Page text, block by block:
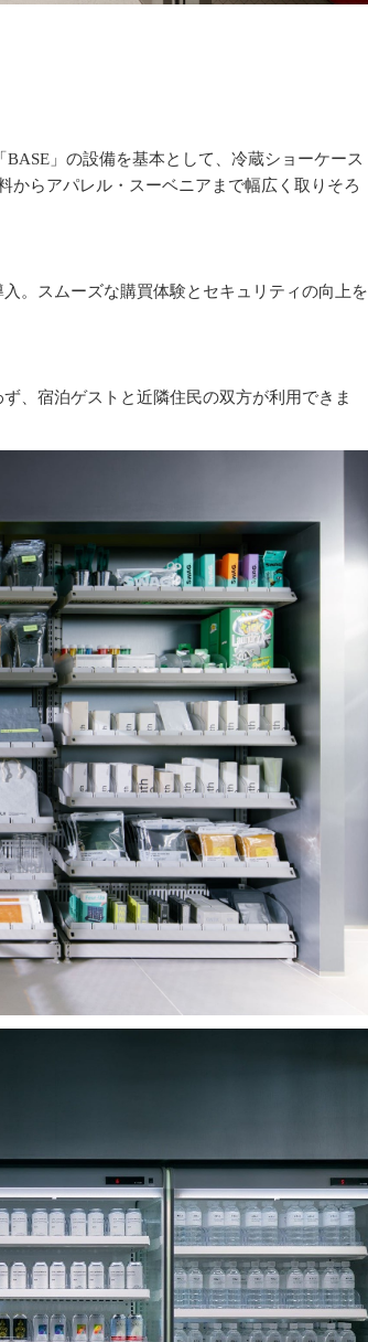
」の設備を基本として、冷蔵ショーケース
からアパレル・スーベニアまで幅広く取りそろ
。スムーズな購買体験とセキュリティの向上を
、宿泊ゲストと近隣住民の双方が利用できま